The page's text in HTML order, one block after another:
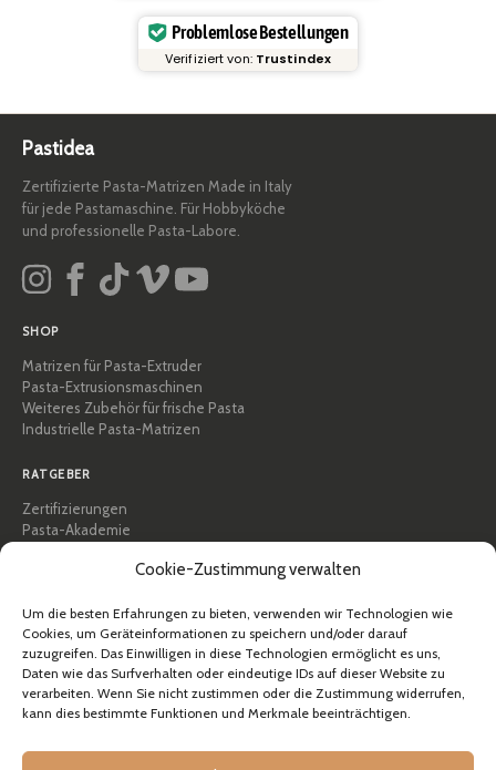
Cookie-Zustimmung verwalten
Um die besten Erfahrungen zu bieten, verwenden wir Technologien wie
Cookies, um Geräteinformationen zu speichern und/oder darauf
zuzugreifen. Das Einwilligen in diese Technologien ermöglicht es uns,
Daten wie das Surfverhalten oder eindeutige IDs auf dieser Website zu
verarbeiten. Wenn Sie nicht zustimmen oder die Zustimmung widerrufen,
kann dies bestimmte Funktionen und Merkmale beeinträchtigen.
Problemlose Bestellungen
Verifiziert von: Trustindex
Pastidea
Zertifizierte Pasta-Matrizen Made in Italy
für jede Pastamaschine. Für Hobbyköche
und professionelle Pasta-Labore.
SHOP
Matrizen für Pasta-Extruder
Pasta-Extrusionsmaschinen
Weiteres Zubehör für frische Pasta
Industrielle Pasta-Matrizen
RATGEBER
Zertifizierungen
Pasta-Akademie
Über Pastidea
HILFE
FAQ & Support
Kontakt
Versandinformationen